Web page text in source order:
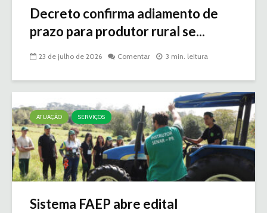
Decreto confirma adiamento de
prazo para produtor rural se...
23 de julho de 2026 Comentar 3 min. leitura
ATUAÇÃO SERVIÇOS
Sistema FAEP abre edital